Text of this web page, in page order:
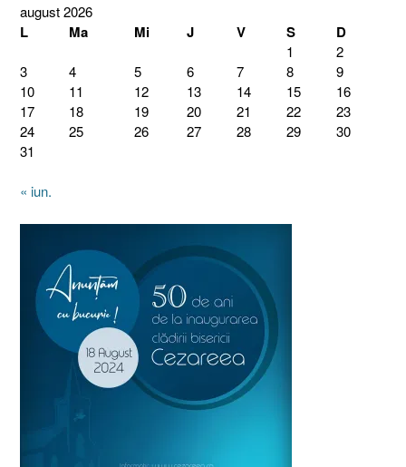
august 2026
L Ma Mi J V S D
1
2
3
4 5 6 7 8
9
10
11 12 13 14 15
16
17
18 19 20 21 22
23
24
25 26 27 28 29
30
31
« iun.